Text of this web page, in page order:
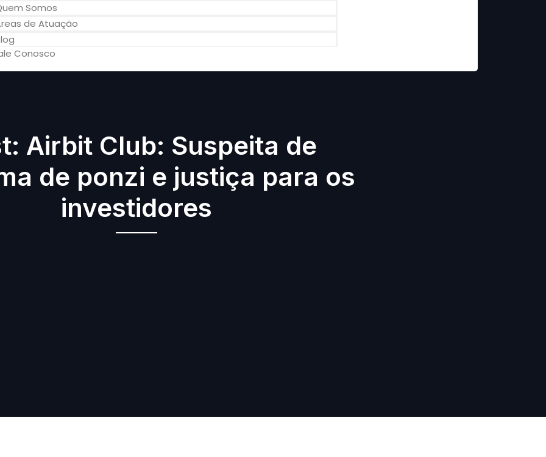
Somos
de Atuação
Conosco
Airbit Club: Suspeita de
de ponzi e justiça para os
investidores